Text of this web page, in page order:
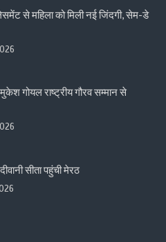
से महिला को मिली नई जिंदगी, सेम-डे
गोयल राष्ट्रीय गौरव सम्मान से
सीता पहुंची मेरठ